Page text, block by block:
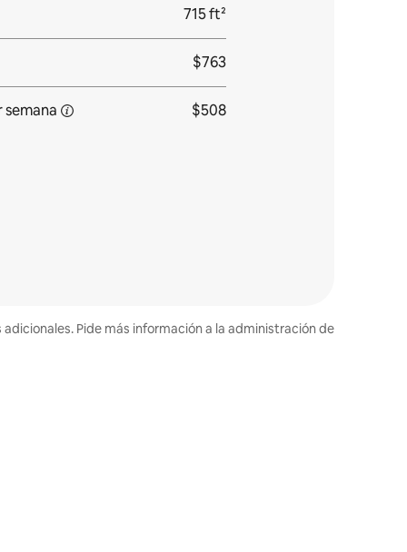
715 ft²
$763
semana $508
Pide más información a la administración de